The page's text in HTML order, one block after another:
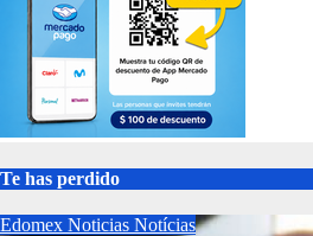
Te has perdido
Edomex Noticias Notícias